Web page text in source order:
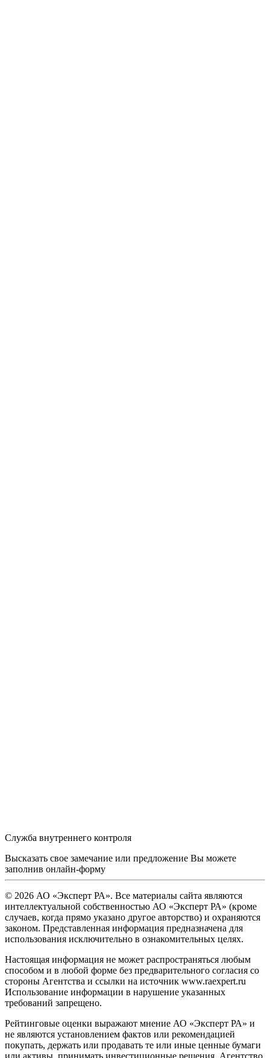
Служба внутреннего контроля
Высказать свое замечание или предложение Вы можете
заполнив онлайн-форму
© 2026 АО «Эксперт РА». Все материалы сайта являются
интеллектуальной собственностью АО «Эксперт РА» (кроме
случаев, когда прямо указано другое авторство) и охраняются
законом. Представленная информация предназначена для
использования исключительно в ознакомительных целях.
Настоящая информация не может распространяться любым
способом и в любой форме без предварительного согласия со
стороны Агентства и ссылки на источник www.raexpert.ru
Использование информации в нарушение указанных
требований запрещено.
Рейтинговые оценки выражают мнение АО «Эксперт РА» и
не являются установлением фактов или рекомендацией
покупать, держать или продавать те или иные ценные бумаги